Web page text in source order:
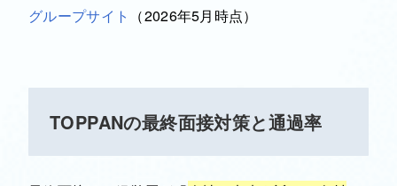
グループサイト （2026年5月時点）
TOPPANの最終面接対策と通過率